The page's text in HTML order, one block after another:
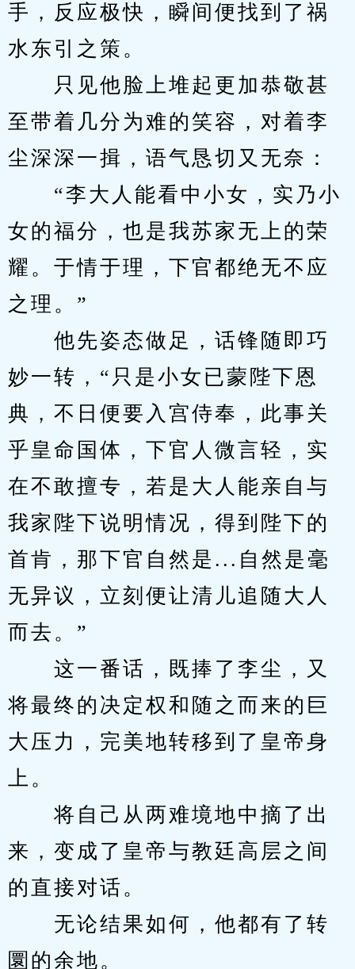
手，反应极快，瞬间便找到了祸
水东引之策。
只见他脸上堆起更加恭敬甚
至带着几分为难的笑容，对着李
尘深深一揖，语气恳切又无奈：
“李大人能看中小女，实乃小
女的福分，也是我苏家无上的荣
耀。于情于理，下官都绝无不应
之理。”
他先姿态做足，话锋随即巧
妙一转，“只是小女已蒙陛下恩
典，不日便要入宫侍奉，此事关
乎皇命国体，下官人微言轻，实
在不敢擅专，若是大人能亲自与
我家陛下说明情况，得到陛下的
首肯，那下官自然是...自然是毫
无异议，立刻便让清儿追随大人
而去。”
这一番话，既捧了李尘，又
将最终的决定权和随之而来的巨
大压力，完美地转移到了皇帝身
上。
将自己从两难境地中摘了出
来，变成了皇帝与教廷高层之间
的直接对话。
无论结果如何，他都有了转
圜的余地。